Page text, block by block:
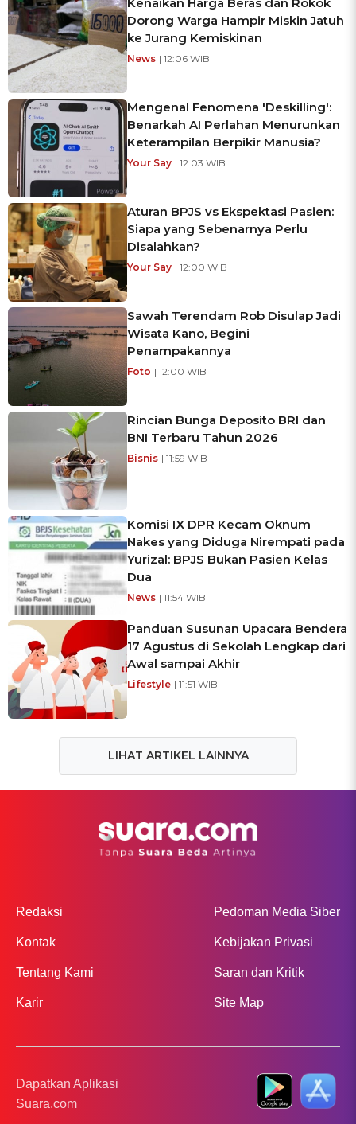
Dorong Warga Hampir Miskin Jatuh
ke Jurang Kemiskinan
News | 12:06 WIB
Mengenal Fenomena 'Deskilling':
Benarkah AI Perlahan Menurunkan
Keterampilan Berpikir Manusia?
Your Say | 12:03 WIB
Aturan BPJS vs Ekspektasi Pasien:
Siapa yang Sebenarnya Perlu
Disalahkan?
Your Say | 12:00 WIB
Sawah Terendam Rob Disulap Jadi
Wisata Kano, Begini
Penampakannya
Foto | 12:00 WIB
Rincian Bunga Deposito BRI dan
BNI Terbaru Tahun 2026
Bisnis | 11:59 WIB
Komisi IX DPR Kecam Oknum
Nakes yang Diduga Nirempati pada
Yurizal: BPJS Bukan Pasien Kelas
Dua
News | 11:54 WIB
Panduan Susunan Upacara Bendera
17 Agustus di Sekolah Lengkap dari
Awal sampai Akhir
Lifestyle | 11:51 WIB
LIHAT ARTIKEL LAINNYA
Redaksi
Kontak
Tentang Kami
Karir
Pedoman Media Siber
Kebijakan Privasi
Saran dan Kritik
Site Map
Dapatkan Aplikasi
Suara.com